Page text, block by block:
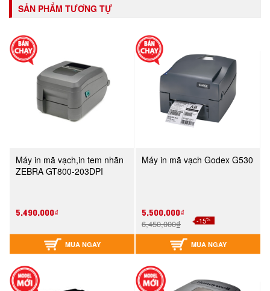
SẢN PHẨM TƯƠNG TỰ
Máy in mã vạch,in tem nhãn
ZEBRA GT800-203DPI
5,490,000₫
MUA NGAY
Máy in mã vạch Godex G530
5,500,000₫
6,450,000₫ -15%
MUA NGAY